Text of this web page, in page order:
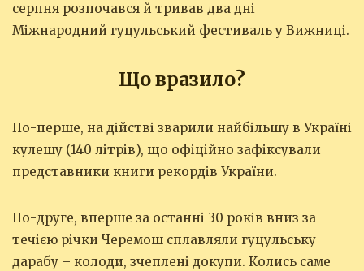
серпня розпочався й тривав два дні
Міжнародний гуцульський фестиваль у Вижниці.
Що вразило?
По-перше, на дійстві зварили найбільшу в Україні
кулешу (140 літрів), що офіційно зафіксували
представники книги рекордів України.
По-друге, вперше за останні 30 років вниз за
течією річки Черемош сплавляли гуцульську
дарабу – колоди, зчеплені докупи. Колись саме